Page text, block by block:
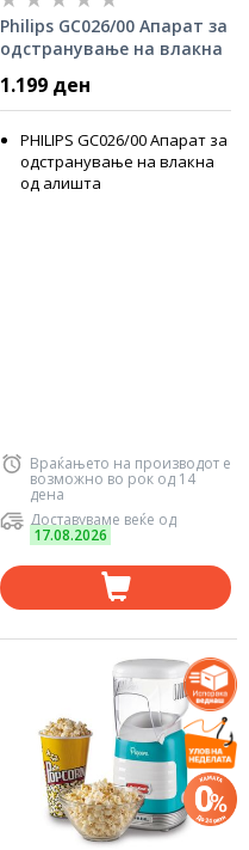
Philips GC026/00 Апарат за
одстранување на влакна
1.199 ден
PHILIPS GC026/00 Апарат за
одстранување на влакна
од алишта
Враќањето на производот е
возможно во рок од 14
дена
Доставуваме веќе од
17.08.2026